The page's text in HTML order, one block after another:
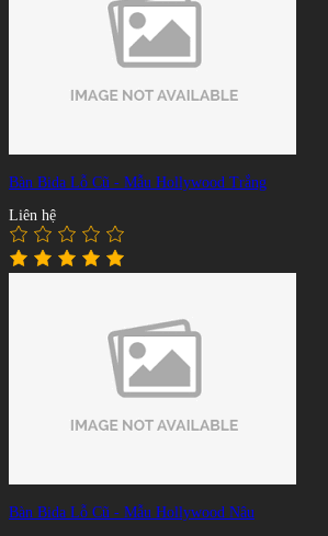
Bàn Bida Lỗ Cũ - Mẫu Hollywood Trắng
Liên hệ
Bàn Bida Lỗ Cũ - Mẫu Hollywood Nâu